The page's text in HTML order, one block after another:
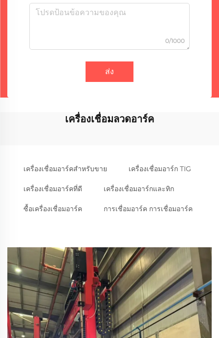
0/1000
ส่ง
เครื่องเชื่อมลวดอาร์ค
เครื่องเชื่อมอาร์คสำหรับขาย เครื่องเชื่อมอาร์ก TIG
เครื่องเชื่อมอาร์คที่ดี เครื่องเชื่อมอาร์กและทิก
ซื้อเครื่องเชื่อมอาร์ค การเชื่อมอาร์ค การเชื่อมอาร์ค